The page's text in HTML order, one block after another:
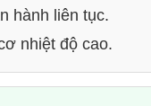
hành liên tục.
nhiệt độ cao.